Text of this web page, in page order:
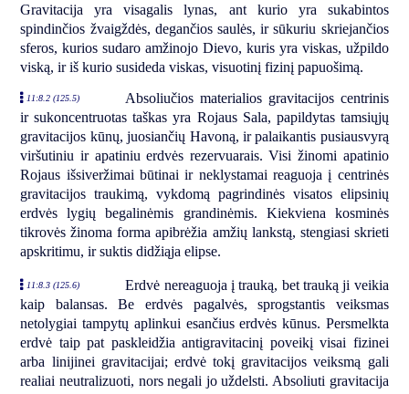
Gravitacija yra visagalis lynas, ant kurio yra sukabintos
spindinčios žvaigždės, degančios saulės, ir sūkuriu skriejančios
sferos, kurios sudaro amžinojo Dievo, kuris yra viskas, užpildo
viską, ir iš kurio susideda viskas, visuotinį fizinį papuošimą.
11:8.2 (125.5)
Absoliučios materialios gravitacijos centrinis
ir sukoncentruotas taškas yra Rojaus Sala, papildytas tamsiųjų
gravitacijos kūnų, juosiančių Havoną, ir palaikantis pusiausvyrą
viršutiniu ir apatiniu erdvės rezervuarais. Visi žinomi apatinio
Rojaus išsiveržimai būtinai ir neklystamai reaguoja į centrinės
gravitacijos traukimą, vykdomą pagrindinės visatos elipsinių
erdvės lygių begalinėmis grandinėmis. Kiekviena kosminės
tikrovės žinoma forma apibrėžia amžių lankstą, stengiasi skrieti
apskritimu, ir suktis didžiąja elipse.
11:8.3 (125.6)
Erdvė nereaguoja į trauką, bet trauką ji veikia
kaip balansas. Be erdvės pagalvės, sprogstantis veiksmas
netolygiai tampytų aplinkui esančius erdvės kūnus. Persmelkta
erdvė taip pat paskleidžia antigravitacinį poveikį visai fizinei
arba linijinei gravitacijai; erdvė tokį gravitacijos veiksmą gali
realiai neutralizuoti, nors negali jo uždelsti. Absoliuti gravitacija